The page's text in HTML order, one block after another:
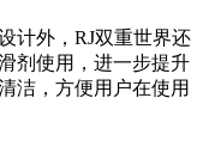
计外，RJ双重世界还
剂使用，进一步提升
洁，方便用户在使用